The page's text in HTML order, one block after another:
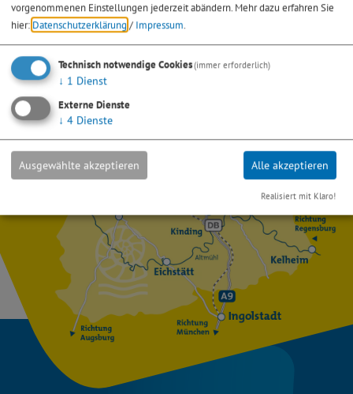
Absenden *) Pflichtfeld
Eine Kopie dieser E-Mail wird an Ihre Adresse verschickt.
vorgenommenen Einstellungen jederzeit abändern. Mehr dazu erfahren Sie
hier: Datenschutzerklärung / Impressum
Technisch notwendige Cookies(immer erforderlich)
↓ 1 Dienst
Externe Dienste
↓ 4 Dienste
Ausgewählte akzeptieren Alle akzeptieren
Realisiert mit Klaro!